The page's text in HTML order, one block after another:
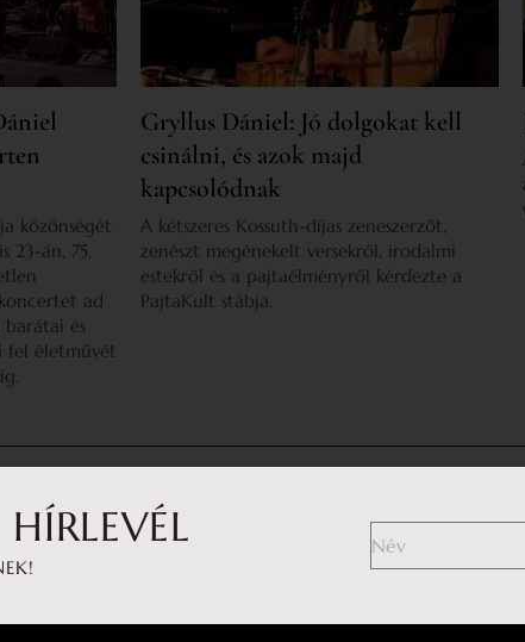
közönségét
23-án, 75.
ad
barátai és
fel életművét
Gryllus Dániel: Jó dolgokat kell
csinálni, és azok majd
kapcsolódnak
A kétszeres Kossuth-díjas zeneszerzőt,
zenészt megénekelt versekről, irodalmi
estekről és a pajtaélményről kérdezte a
PajtaKult stábja.